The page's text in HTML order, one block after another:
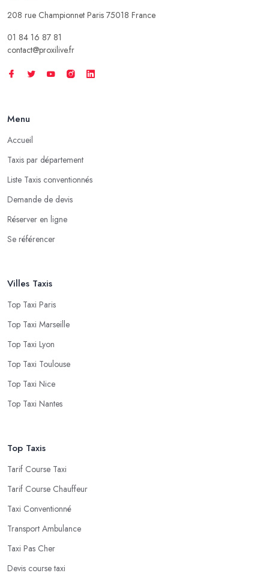
208 rue Championnet Paris 75018 France
01 84 16 87 81
contact@proxilive.fr
Menu
Accueil
Taxis par département
Liste Taxis conventionnés
Demande de devis
Réserver en ligne
Se référencer
Villes Taxis
Top Taxi Paris
Top Taxi Marseille
Top Taxi Lyon
Top Taxi Toulouse
Top Taxi Nice
Top Taxi Nantes
Top Taxis
Tarif Course Taxi
Tarif Course Chauffeur
Taxi Conventionné
Transport Ambulance
Taxi Pas Cher
Devis course taxi